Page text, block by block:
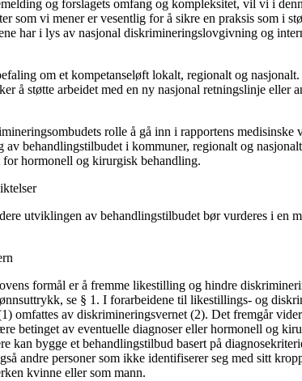
og forslagets omfang og kompleksitet, vil vi i
som vi mener er vesentlig for å sikre en praksis som i
har i lys av nasjonal diskrimineringslovgivning og
om et kompetanseløft lokalt, regionalt og
å støtte arbeidet med en ny nasjonal retningslinje eller
rolle å gå inn i rapportens medisinske
av behandlingstilbudet i kommuner, regionalt og
hormonell og kirurgisk behandling.
utviklingen av behandlingstilbudet bør vurderes i en
formål er å fremme likestilling og hindre
se § 1. I forarbeidene til likestillings- og
omfattes av diskrimineringsvernet (2). Det fremgår
betinget av eventuelle diagnoser eller hormonell og
kan bygge et behandlingstilbud basert på
andre personer som ikke identifiserer seg med sitt
kvinne eller som mann.